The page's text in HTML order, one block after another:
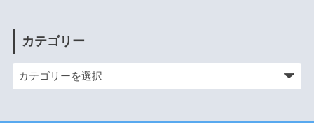
カテゴリー